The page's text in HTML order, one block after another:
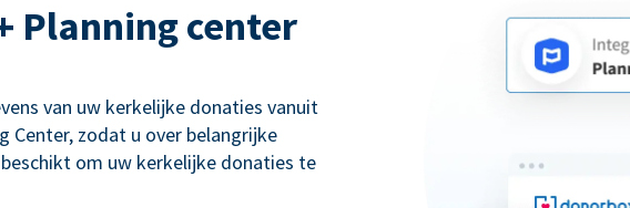
Planning center
van uw kerkelijke donaties vanuit
Center, zodat u over belangrijke
om uw kerkelijke donaties te